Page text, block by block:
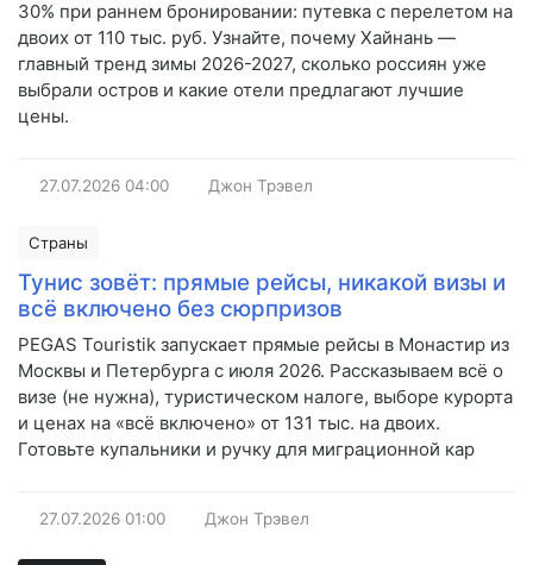
30% при раннем бронировании: путевка с перелетом на
двоих от 110 тыс. руб. Узнайте, почему Хайнань —
главный тренд зимы 2026-2027, сколько россиян уже
выбрали остров и какие отели предлагают лучшие
цены.
27.07.2026 04:00 Джон Трэвел
Страны
Тунис зовёт: прямые рейсы, никакой визы и
всё включено без сюрпризов
PEGAS Touristik запускает прямые рейсы в Монастир из
Москвы и Петербурга с июля 2026. Рассказываем всё о
визе (не нужна), туристическом налоге, выборе курорта
и ценах на «всё включено» от 131 тыс. на двоих.
Готовьте купальники и ручку для миграционной кар
27.07.2026 01:00 Джон Трэвел